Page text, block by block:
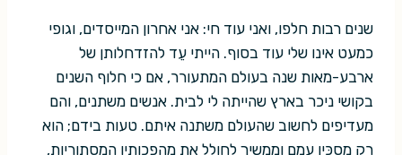
שנים רבות חלפו, ואני עוד חי: אני אחרון המייסדים, וגופי
כמעט אינו שלי עוד בסוף. הייתי עֵד להזדחלותן של
ארבע-מאות שנה בעולם המתעורר, אם כי חלוף השנים
בקושי ניכר בארץ שהייתה לי לבית. אנשים משתנים, והם
מעדיפים לחשוב שהעולם משתנה איתם. טעות בידם; הוא
רק מַסְכּין עמם וממשיך לחולל את מהפכותיו המסתוריות,